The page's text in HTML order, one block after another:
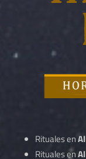
Rituales en
Rituales en